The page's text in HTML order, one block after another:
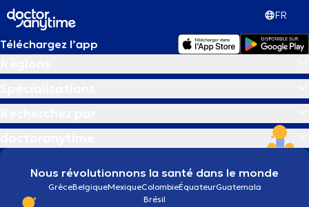
FR
Téléchargez l’app
Nous révolutionnons la santé dans le monde
GrèceBelgiqueMexiqueColombieÉquateurGuatemala
Brésil